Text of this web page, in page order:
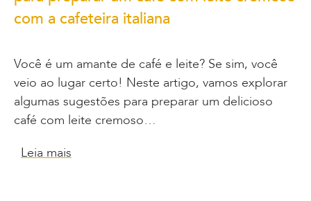
com a cafeteira italiana
Você é um amante de café e leite? Se sim, você
veio ao lugar certo! Neste artigo, vamos explorar
algumas sugestões para preparar um delicioso
café com leite cremoso…
Leia mais